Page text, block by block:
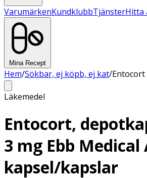
VarumärkenKundklubbTjänsterHitta
Mina Recept
Hem/Sökbar, ej köpb, ej kat/Entocort
Läkemedel
Entocort,
3 mg Ebb Medical
kapsel/kapslar